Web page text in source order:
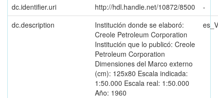
dc.identifier.uri
http://hdl.handle.net/10872/8500
-
dc.description
Institución donde se elaboró:
Creole Petroleum Corporation
Institución que lo publicó: Creole
Petroleum Corporation
Dimensiones del Marco externo
(cm): 125x80 Escala indicada:
1:50.000 Escala real: 1:50.000
Año: 1960